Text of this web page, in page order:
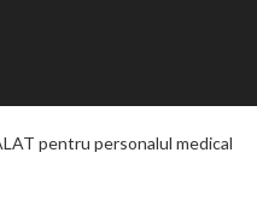
pentru personalul medical